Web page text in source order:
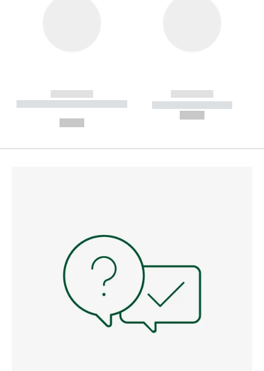
------------
----------- ----------- --------
------------
----------- -----------